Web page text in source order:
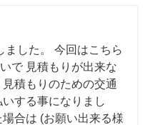
ました。 今回はこちら
で 見積もりが出来な
積もりのための交通
する事になりまし
合は (お願い出来る様